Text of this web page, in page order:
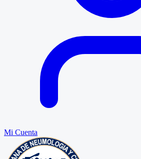
Mi Cuenta